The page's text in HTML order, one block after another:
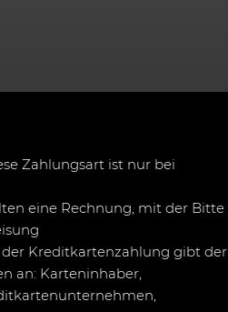
Zahlungsart ist nur bei
eine Rechnung, mit der Bitte
Kreditkartenzahlung gibt der
an: Karteninhaber,